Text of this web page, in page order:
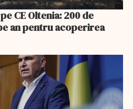
CE Oltenia: 200 de
an pentru acoperirea